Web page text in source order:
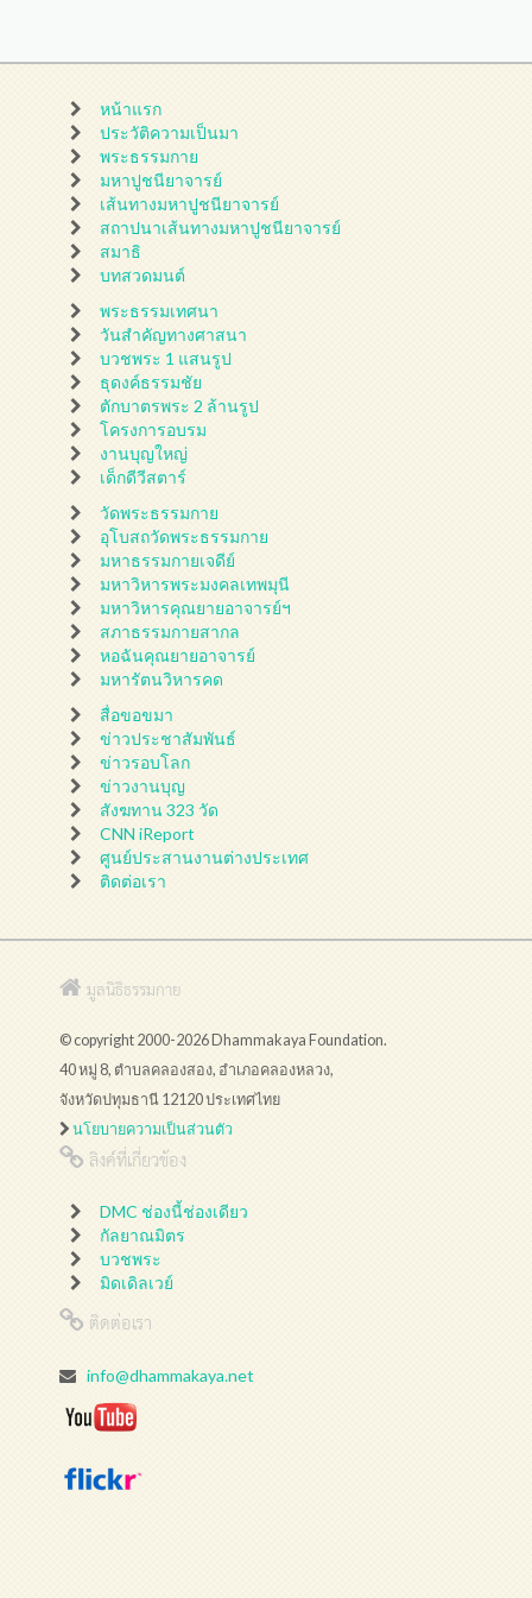
หน้าแรก
ประวัติความเป็นมา
พระธรรมกาย
มหาปูชนียาจารย์
เส้นทางมหาปูชนียาจารย์
สถาปนาเส้นทางมหาปูชนียาจารย์
สมาธิ
บทสวดมนต์
พระธรรมเทศนา
วันสำคัญทางศาสนา
บวชพระ 1 แสนรูป
ธุดงค์ธรรมชัย
ตักบาตรพระ 2 ล้านรูป
โครงการอบรม
งานบุญใหญ่
เด็กดีวีสตาร์
วัดพระธรรมกาย
อุโบสถวัดพระธรรมกาย
มหาธรรมกายเจดีย์
มหาวิหารพระมงคลเทพมุนี
มหาวิหารคุณยายอาจารย์ฯ
สภาธรรมกายสากล
หอฉันคุณยายอาจารย์
มหารัตนวิหารคด
สื่อขอขมา
ข่าวประชาสัมพันธ์
ข่าวรอบโลก
ข่าวงานบุญ
สังฆทาน 323 วัด
CNN iReport
ศูนย์ประสานงานต่างประเทศ
ติดต่อเรา
มูลนิธิธรรมกาย
© copyright 2000-2026 Dhammakaya Foundation.
40 หมู่ 8, ตำบลคลองสอง, อำเภอคลองหลวง,
จังหวัดปทุมธานี 12120 ประเทศไทย
นโยบายความเป็นส่วนตัว
ลิงค์ที่เกี่ยวข้อง
DMC ช่องนี้ช่องเดียว
กัลยาณมิตร
บวชพระ
มิดเดิลเวย์
ติดต่อเรา
info@dhammakaya.net